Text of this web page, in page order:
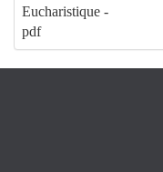
Eucharistique -
pdf